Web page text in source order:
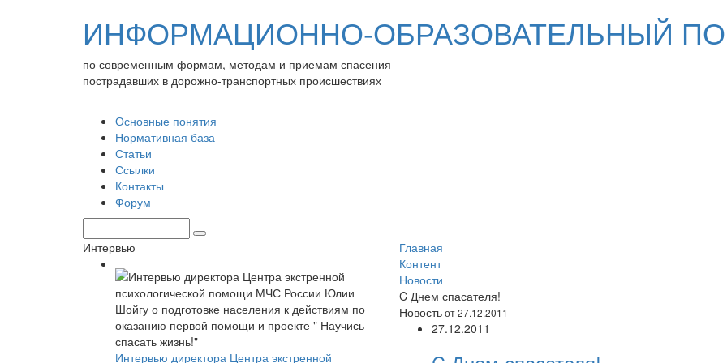
ИНФОРМАЦИОННО-ОБРАЗОВАТЕЛЬНЫЙ
по современным формам, методам и приемам спасения
пострадавших в дорожно-транспортных происшествиях
Основные понятия
Нормативная база
Статьи
Ссылки
Контакты
Форум
Интервью
Интервью директора Центра экстренной
Главная
Контент
Новости
C Днем спасателя!
Новостьот 27.12.2011
27.12.2011